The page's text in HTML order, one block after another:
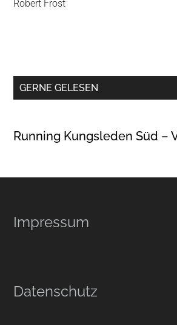
Robert Frost
GERNE GELESEN
Running Kungsleden Süd –
Footer
Impressum
Datenschutz